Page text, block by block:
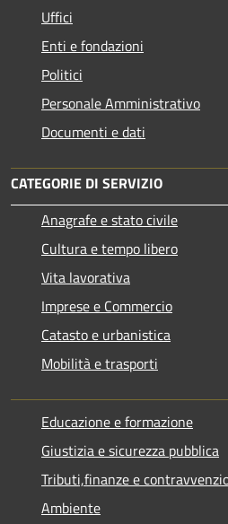
Uffici
Enti e fondazioni
Politici
Personale Amministrativo
Documenti e dati
CATEGORIE DI SERVIZIO
Anagrafe e stato civile
Cultura e tempo libero
Vita lavorativa
Imprese e Commercio
Catasto e urbanistica
Mobilità e trasporti
Educazione e formazione
Giustizia e sicurezza pubblica
Tributi,finanze e
Ambiente